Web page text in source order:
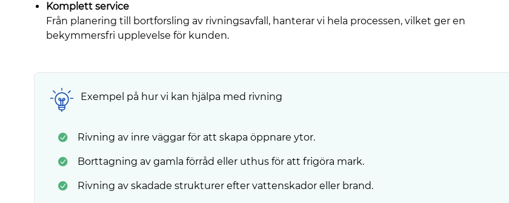
Komplett service
Från planering till bortforsling av rivningsavfall, hanterar vi hela processen, vilket ger en
bekymmersfri upplevelse för kunden.
Exempel på hur vi kan hjälpa med rivning
Rivning av inre väggar för att skapa öppnare ytor.
Borttagning av gamla förråd eller uthus för att frigöra mark.
Rivning av skadade strukturer efter vattenskador eller brand.